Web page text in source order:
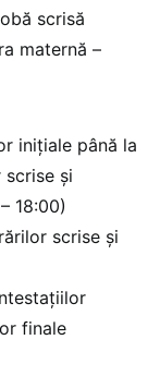
scrisă
maternă –
inițiale până la
scrise și
18:00)
scrise și
finale